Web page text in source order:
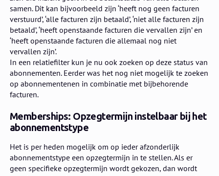
samen. Dit kan bijvoorbeeld zijn ‘heeft nog geen facturen
verstuurd’, ‘alle facturen zijn betaald’, ‘niet alle facturen zijn
betaald’, ‘heeft openstaande facturen die vervallen zijn’ en
‘heeft openstaande facturen die allemaal nog niet
vervallen zijn’.
In een relatiefilter kun je nu ook zoeken op deze status van
abonnementen. Eerder was het nog niet mogelijk te zoeken
op abonnementenen in combinatie met bijbehorende
facturen.
Memberships: Opzegtermijn instelbaar bij het
abonnementstype
Het is per heden mogelijk om op ieder afzonderlijk
abonnementstype een opzegtermijn in te stellen. Als er
geen specifieke opzegtermijn wordt gekozen, dan wordt